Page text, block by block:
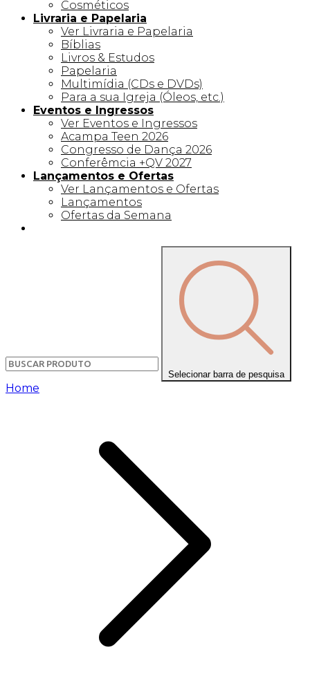
Cosméticos
Livraria e Papelaria
Ver Livraria e Papelaria
Bíblias
Livros & Estudos
Papelaria
Multimídia (CDs e DVDs)
Para a sua Igreja (Óleos, etc.)
Eventos e Ingressos
Ver Eventos e Ingressos
Acampa Teen 2026
Congresso de Dança 2026
Conferêmcia +QV 2027
Lançamentos e Ofertas
Ver Lançamentos e Ofertas
Lançamentos
Ofertas da Semana
Selecionar barra de pesquisa
Home